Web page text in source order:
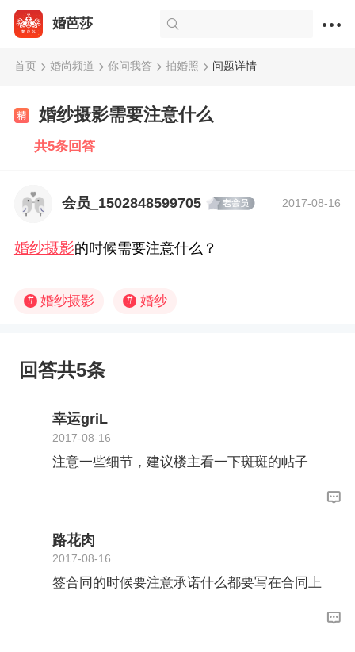
婚芭莎
首页 婚尚频道 你问我答 拍婚照 问题详情
婚纱摄影需要注意什么
共5条回答
会员_1502848599705 2017-08-16
婚纱摄影的时候需要注意什么？
# 婚纱摄影 # 婚纱
回答共5条
幸运griL
2017-08-16
注意一些细节，建议楼主看一下斑斑的帖子
路花肉
2017-08-16
签合同的时候要注意承诺什么都要写在合同上